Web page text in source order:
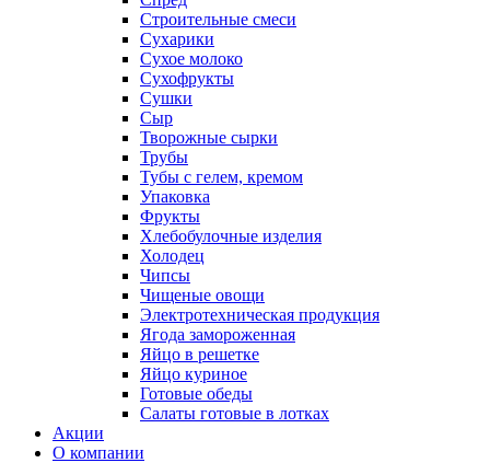
Строительные смеси
Сухарики
Сухое молоко
Сухофрукты
Сушки
Сыр
Творожные сырки
Трубы
Тубы с гелем, кремом
Упаковка
Фрукты
Хлебобулочные изделия
Холодец
Чипсы
Чищеные овощи
Электротехническая продукция
Ягода замороженная
Яйцо в решетке
Яйцо куриное
Готовые обеды
Салаты готовые в лотках
Акции
О компании